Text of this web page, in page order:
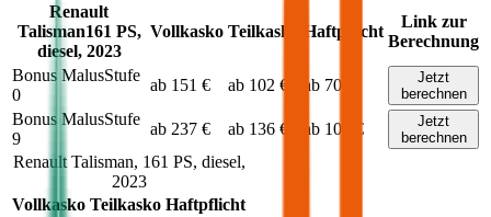
Renault
Talisman161 PS,
diesel, 2023
Vollkasko Teilkasko Haftpflicht
Link zur
Berechnung
Bonus MalusStufe
0
ab 151 € ab 102 € ab 70 €
Jetzt
berechnen
Bonus MalusStufe
9
ab 237 € ab 136 € ab 104 €
Jetzt
berechnen
Renault Talisman, 161 PS, diesel,
2023
Vollkasko Teilkasko Haftpflicht